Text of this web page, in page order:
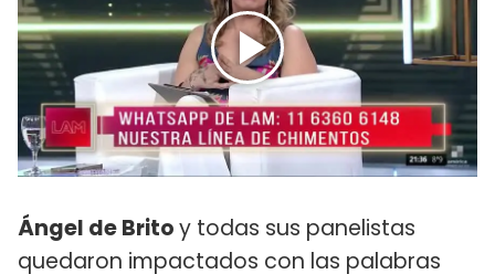
Ángel de Britoy todas sus panelistas
quedaron impactados con las palabras